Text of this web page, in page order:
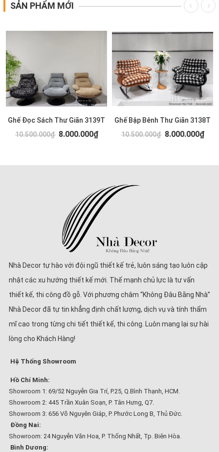
SẢN PHẨM MỚI
Ghế Đọc Sách Thư Giãn 3139T
10.500.000₫ 8.000.000₫
Ghế Bập Bênh Thư Giãn 3138T
10.500.000₫ 8.000.000₫
Nhà Decor tự hào với đội ngũ thiết kế trẻ, luôn sáng tạo luôn cập
nhật các xu hướng thiết kế mới. Thế mạnh chủ lực là tư vấn
thiết kế, thi công đồ gỗ. Với phương châm “Không Đâu Bằng Nhà”
Nhà Decor đã tự tin khẳng định chất lượng, dịch vụ và tính thẩm
mĩ cao trong từng chi tiết thiết kế, thi công. Luôn mang lại sự hài
lòng cho Khách Hàng!
Hệ Thống Showroom
Hồ Chí Minh:
Showroom 1: 69/52 Nguyễn Gia Trí, P.25, Q.Bình Thạnh, HCM.
Showroom 2: 445 Trần Xuân Soạn, P. Tân Hưng, Q7.
Showroom 3: 656 Võ Nguyên Giáp, P. Phước Long B, Thủ Đức.
Đồng Nai:
Showroom: 24 Nguyễn Văn Hoa, P. Thống Nhất, Tp. Biên Hòa.
Bình Dương: